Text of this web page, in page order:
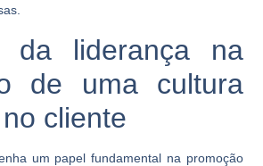
da liderança na
de uma cultura
cliente
um papel fundamental na promoção